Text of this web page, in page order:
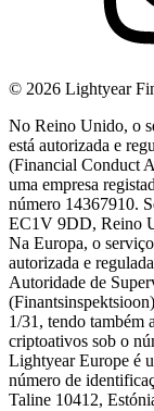
© 2026 Lightyear
No Reino Unido, o
está autorizada e
(Financial Conduct
uma empresa
número 14367910.
EC1V 9DD, Reino
Na Europa, o
autorizada e
Autoridade de
1/31, tendo também
criptoativos sob o
Lightyear Europe é
número de
Taline 10412,